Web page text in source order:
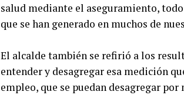
salud mediante el aseguramiento,
que se han generado en muchos de
El alcalde también se refirió a los
entender y desagregar esa medición
empleo, que se puedan desagregar